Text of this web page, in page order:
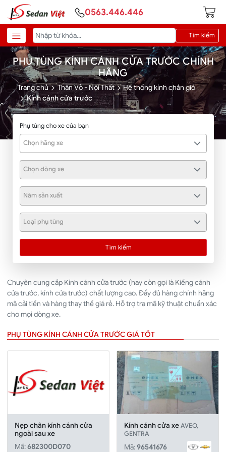
0563.446.446
Tìm kiếm
PHỤ TÙNG KÍNH CÁNH CỬA TRƯỚC CHÍNH
HÃNG
Trang chủ Thân Vỏ - Nội Thất
Hệ thống kính chắn gió
Kính cánh cửa trước
Phụ tùng cho xe của bạn
Chọn hãng xe
Chọn dòng xe
Năm sản xuất
Loại phụ tùng
Tìm kiếm
Chuyên cung cấp Kính cánh cửa trước (hay còn gọi là Kiếng cánh
cửa trước, kính cửa trước) chất lượng cao. Đầy đủ hàng chính hãng
mã cải tiến và hàng thay thế giá rẻ. Hỗ trợ tra mã kỹ thuật chuẩn xác
cho mọi dòng xe.
PHỤ TÙNG KÍNH CÁNH CỬA TRƯỚC GIÁ TỐT
Nẹp chân kính cánh cửa
ngoài sau xe
Mã:682300D070
Kính cánh cửa xeAVEO,
GENTRA
Mã:96541676